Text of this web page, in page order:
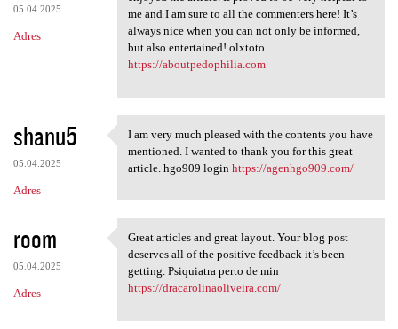
05.04.2025
Adres
me and I am sure to all the commenters here! It’s
always nice when you can not only be informed,
but also entertained! olxtoto
https://aboutpedophilia.com
shanu5
05.04.2025
Adres
I am very much pleased with
I am very much pleased with the contents you have
mentioned. I wanted to thank you for this great
article. hgo909 login https://agenhgo909.com/
room
05.04.2025
Adres
Great articles and great
Great articles and great layout. Your blog post
deserves all of the positive feedback it’s been
getting. Psiquiatra perto de min
https://dracarolinaoliveira.com/